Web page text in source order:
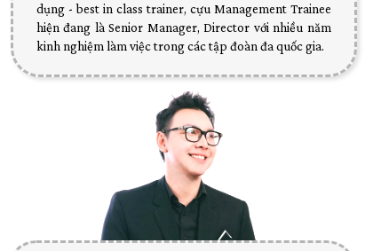
dụng - best in class trainer, cựu Management Trainee
hiện đang là Senior Manager, Director với nhiều năm
kinh nghiệm làm việc trong các tập đoàn đa quốc gia.